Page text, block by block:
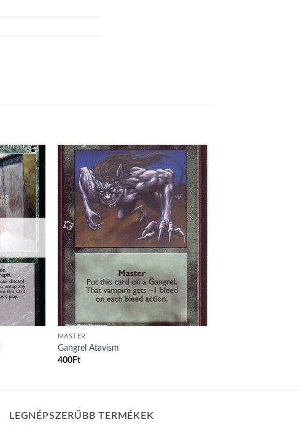
Add to
wishlist
Add to
wishlist
MASTER
Gangrel Atavism
400Ft
LEGNÉPSZERŰBB TERMÉKEK